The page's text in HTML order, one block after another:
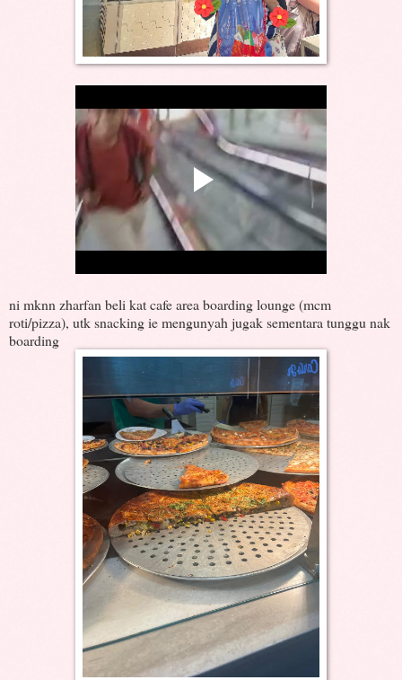
ni mknn zharfan beli kat cafe area boarding lounge (mcm
roti/pizza), utk snacking ie mengunyah jugak sementara tunggu nak
boarding